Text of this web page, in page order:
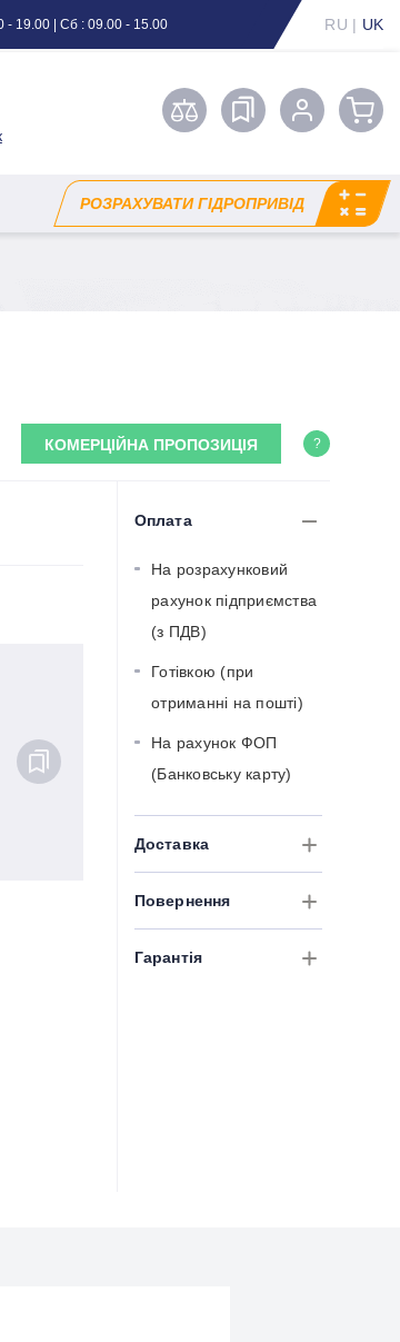
- 19.00 | Сб : 09.00 - 15.00 RU | UK
РОЗРАХУВАТИ ГІДРОПРИВІД
КОМЕРЦІЙНА ПРОПОЗИЦІЯ ?
Оплата
На розрахунковий
рахунок підприємства
(з ПДВ)
Готівкою (при
отриманні на пошті)
На рахунок ФОП
(Банковську карту)
Доставка
Повернення
Гарантія